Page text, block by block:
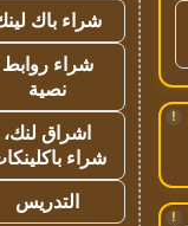
!
!
شراء باك
شراء روابط
نصية
اشراق لنك،
شراء
التدريس